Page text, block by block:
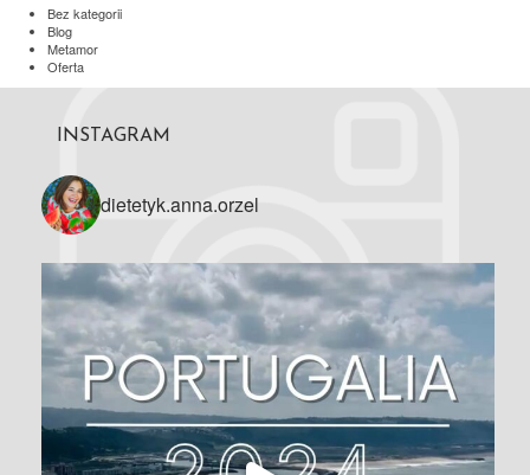
Bez kategorii
Blog
Metamor
Oferta
INSTAGRAM
dietetyk.anna.orzel